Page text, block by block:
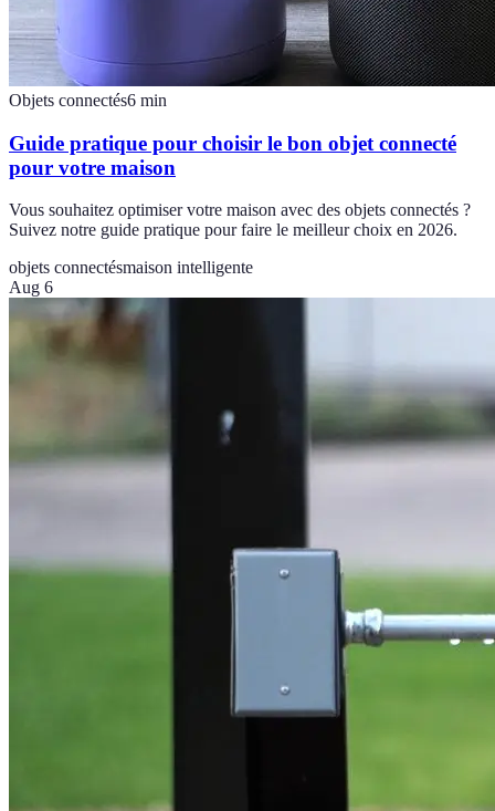
Objets connectés6 min
Guide pratique pour choisir le bon objet connecté
pour votre maison
Vous souhaitez optimiser votre maison avec des objets connectés ?
Suivez notre guide pratique pour faire le meilleur choix en 2026.
objets connectésmaison intelligente
Aug 6